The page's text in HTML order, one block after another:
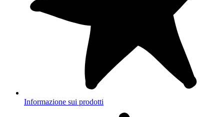
Informazione sui prodotti